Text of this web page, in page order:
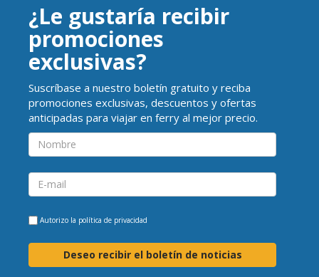
¿Le gustaría recibir
promociones
exclusivas?
Suscríbase a nuestro boletín gratuito y reciba
promociones exclusivas, descuentos y ofertas
anticipadas para viajar en ferry al mejor precio.
Autorizo la política de privacidad
Deseo recibir el boletín de noticias